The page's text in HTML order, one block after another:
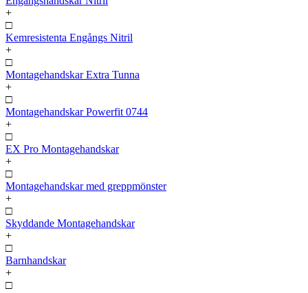
+
□
Kemresistenta Engångs Nitril
+
□
Montagehandskar Extra Tunna
+
□
Montagehandskar Powerfit 0744
+
□
EX Pro Montagehandskar
+
□
Montagehandskar med greppmönster
+
□
Skyddande Montagehandskar
+
□
Barnhandskar
+
□